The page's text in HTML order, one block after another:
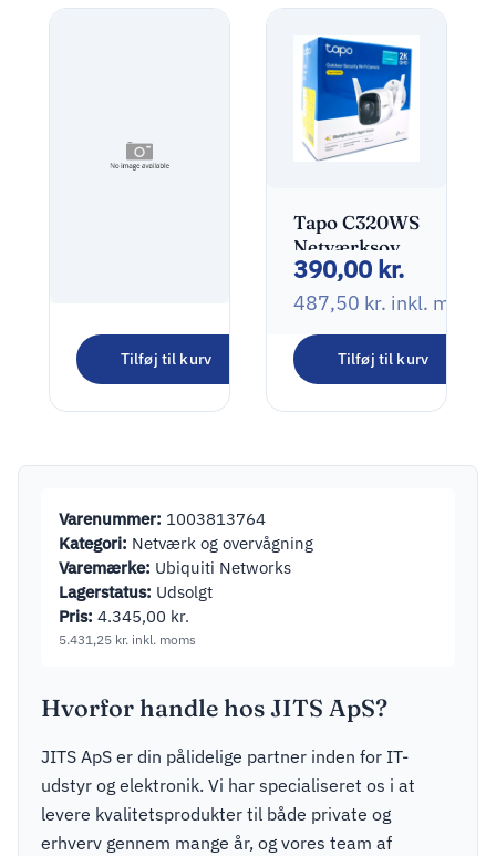
Goobay 72518
kabelmarkering
Gul PVC 90
stk
115,00kr.
143,75kr.inkl. moms
Tilføj til kurv
Tapo C320WS
Udendørs
2560 x 1440
390,00 kr.
487,50 kr. inkl. moms
Tilføj til kurv
Varenummer: 1003813764
Kategori: Netværk og overvågning
Varemærke: Ubiquiti Networks
Lagerstatus: Udsolgt
Pris: 4.345,00 kr.
5.431,25 kr. inkl. moms
Hvorfor handle hos JITS ApS?
JITS ApS er din pålidelige partner inden for IT-
udstyr og elektronik. Vi har specialiseret os i at
levere kvalitetsprodukter til både private og
erhverv gennem mange år, og vores team af